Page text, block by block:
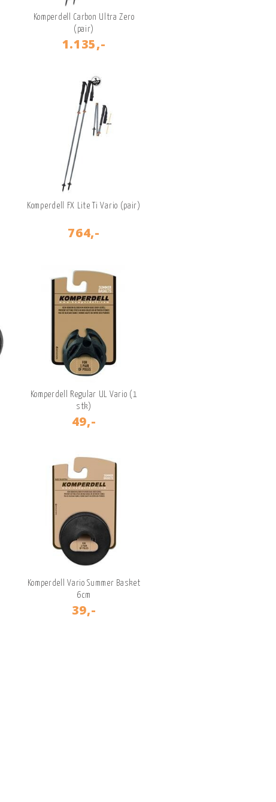
Komperdell Carbon Ultra Zero
(pair)
1.135,-
Komperdell FX Lite Ti Vario (pair)
764,-
Komperdell Regular UL Vario (1
stk)
49,-
Komperdell Vario Summer Basket
6cm
39,-